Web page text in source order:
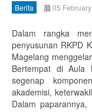
Berita 05
Dalam rangka
penyusunan RKPD
Magelang
Bertempat di Aula
segenap
akademisi,
Dalam